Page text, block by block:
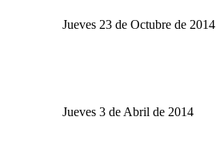
Jueves 23 de Octubre de 2014
Jueves 3 de Abril de 2014